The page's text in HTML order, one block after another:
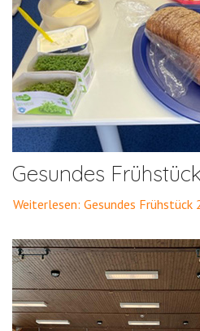
Gesundes
Weiterlesen: Gesundes Frühstück